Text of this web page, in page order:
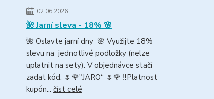
02.06.2026
🌺 Jarní sleva - 18% 🌸
🌺 Oslavte jarní dny 🌸 Využijte 18%
slevu na jednotlivé podložky (nelze
uplatnit na sety). V objednávce stačí
zadat kód: 🌷🌹"JARO“ 🌷🌹 ‼️Platnost
kupón... číst celé